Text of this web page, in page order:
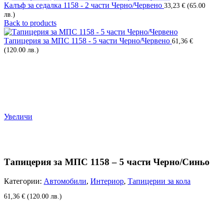
Калъф за седалка 1158 - 2 части Черно/Червено 33,23 € (65.00
лв.)
Back to products
Тапицерия за МПС 1158 - 5 части Черно/Червено 61,36 €
(120.00 лв.)
Увеличи
Тапицерия за МПС 1158 – 5 части Черно/Синьо
Категории: Автомобили, Интериор, Тапицерии за кола
61,36 € (120.00 лв.)